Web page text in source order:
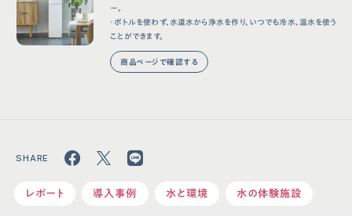
ー。
・ボトルを使わず、水道水から浄水を作り、いつでも冷水、温水を使う
ことができます。
商品ページで確認する
レポート 導入事例 水と環境 水の体験施設